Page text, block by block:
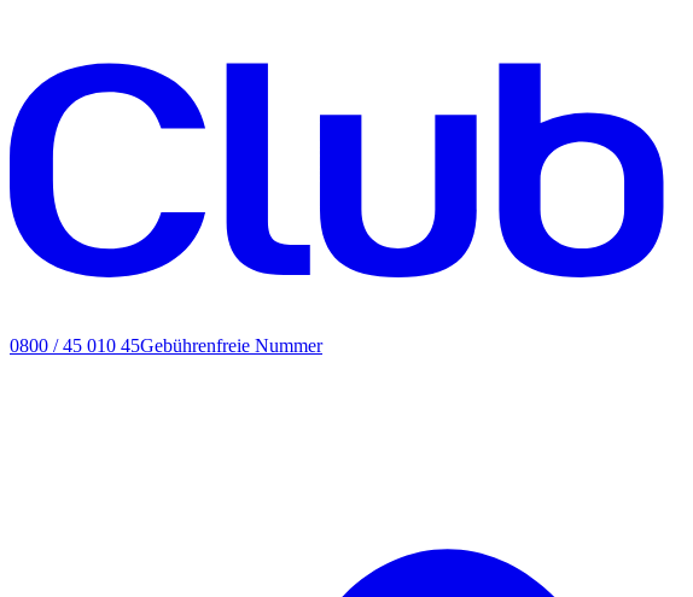
0800 / 45 010 45Gebührenfreie Nummer